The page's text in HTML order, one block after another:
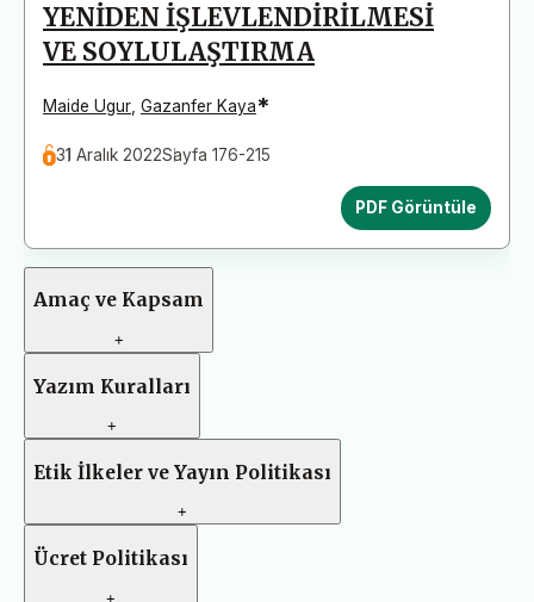
YENİDEN İŞLEVLENDİRİLMESİ
VE SOYLULAŞTIRMA
Maide Ugur Gazanfer Kaya*
31 Aralık 2022Sayfa 176-215
PDF Görüntüle
Amaç ve Kapsam
+
Yazım Kuralları
+
Etik İlkeler ve Yayın Politikası
+
Ücret Politikası
+